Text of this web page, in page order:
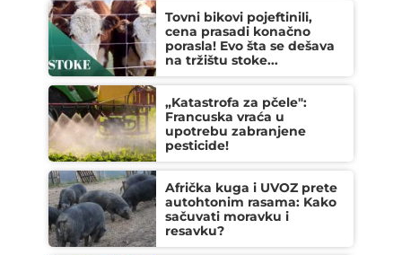
Tovni bikovi pojeftinili,
cena prasadi konačno
porasla! Evo šta se dešava
na tržištu stoke...
„Katastrofa za pčele":
Francuska vraća u
upotrebu zabranjene
pesticide!
Afrička kuga i UVOZ prete
autohtonim rasama: Kako
sačuvati moravku i
resavku?